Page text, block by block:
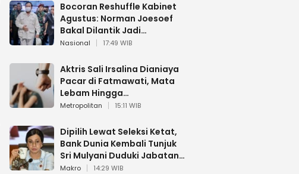
Bocoran Reshuffle Kabinet
Agustus: Norman Joesoef
Bakal Dilantik Jadi
Wamenhan RI
Nasional 17:49 WIB
Aktris Sali Irsalina Dianiaya
Pacar di Fatmawati, Mata
Lebam Hingga
Diselamatkan Polantas
Metropolitan 15:11 WIB
Dipilih Lewat Seleksi Ketat,
Bank Dunia Kembali Tunjuk
Sri Mulyani Duduki Jabatan
Strategis
Makro 14:29 WIB